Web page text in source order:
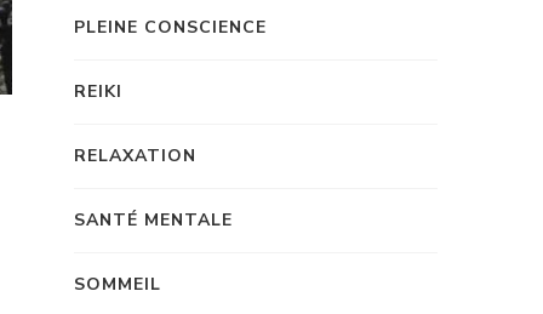
PLEINE CONSCIENCE
REIKI
RELAXATION
SANTÉ MENTALE
SOMMEIL